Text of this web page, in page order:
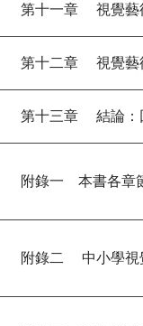
第十一章 視覺藝
第十二章 視覺藝
第十三章 結論：回
附錄一 本書各章
附錄二 中小學視覺